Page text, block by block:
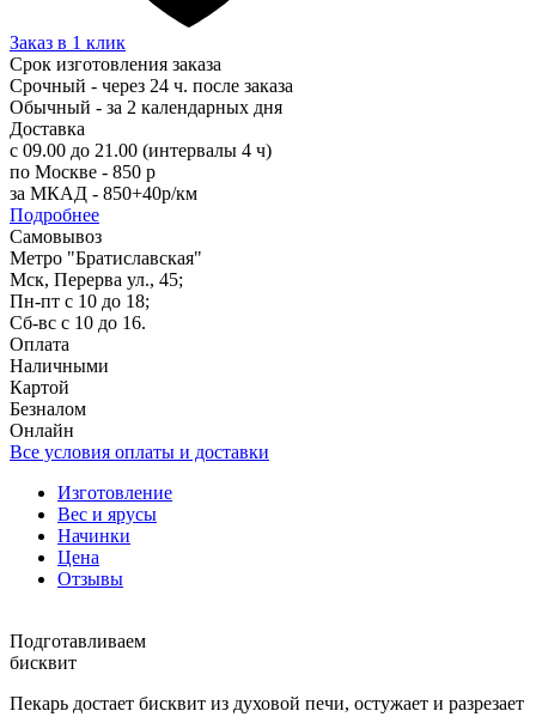
Заказ в 1 клик
Срок изготовления заказа
Срочный - через 24 ч. после заказа
Обычный - за 2 календарных дня
Доставка
с 09.00 до 21.00 (интервалы 4 ч)
по Москве - 850 р
за МКАД - 850+40р/км
Подробнее
Самовывоз
Метро "Братиславская"
Мск, Перерва ул., 45;
Пн-пт с 10 до 18;
Сб-вс с 10 до 16.
Оплата
Наличными
Картой
Безналом
Онлайн
Все условия оплаты и доставки
Изготовление
Вес и ярусы
Начинки
Цена
Отзывы
Подготавливаем
бисквит
Пекарь достает бисквит из духовой печи, остужает и разрезает